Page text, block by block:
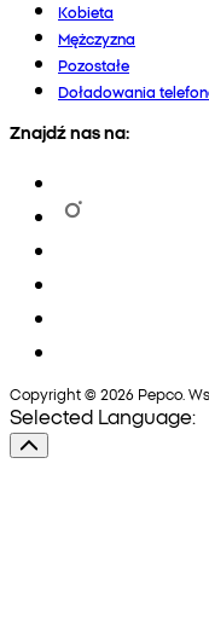
Kobieta
Mężczyzna
Pozostałe
Doładowania
Znajdź nas na:
Copyright © 2026 Pepco.
Selected Language: